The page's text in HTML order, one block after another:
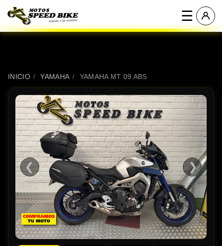
☰
INICIO / YAMAHA / YAMAHA MT 09 ABS
❮ ❯